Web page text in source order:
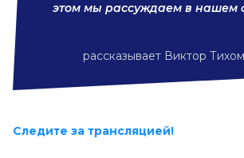
этом мы рассуждаем в нашем
рассказывает Виктор
Следите за трансляцией!